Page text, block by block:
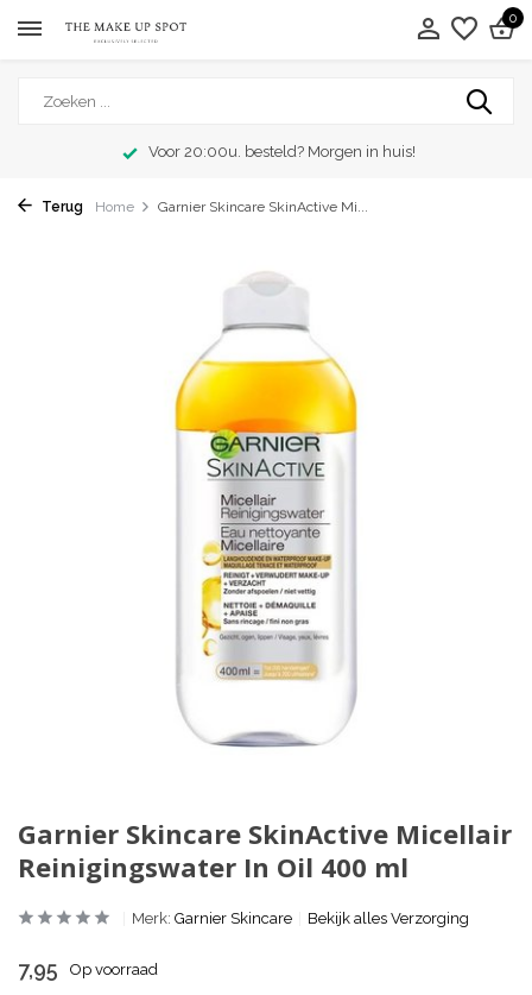
0
Voor 20:00u. besteld? Morgen in huis!
Terug Home Garnier Skincare SkinActive Mi...
Garnier Skincare SkinActive Micellair
Reinigingswater In Oil 400 ml
Merk: Garnier Skincare Bekijk alles Verzorging
7,95 Op voorraad